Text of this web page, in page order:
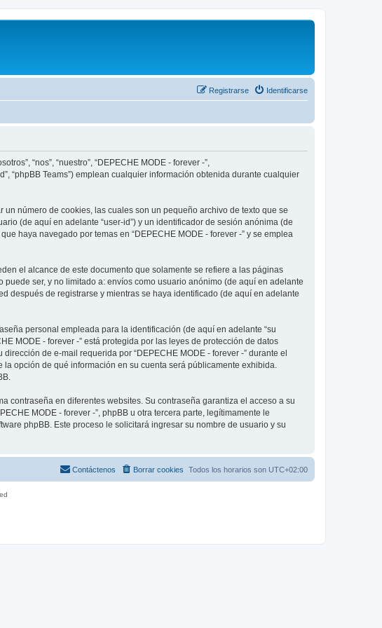
Identificarse
Registrarse
“nos”, “nuestro”, “DEPECHE MODE - forever -”,
“phpBB Teams”) emplean cualquier información obtenida durante cualquier
número de cookies, las cuales son un pequeño archivo de texto que se
(de aquí en adelante “user-id”) y un identificador de sesión anónima (de
haya navegado por temas en “DEPECHE MODE - forever -” y se emplea
el alcance de este documento que solamente se refiere a las páginas
ser, y no limitado a: envíos como usuario anónimo (de aquí en adelante
después de registrarse y mientras se haya identificado (de aquí en adelante
personal empleada para la identificación (de aquí en adelante “su
MODE - forever -” está protegida por las leyes de protección de datos
de e-mail requerida por “DEPECHE MODE - forever -” durante el
opción de qué información en su cuenta será públicamente exhibida.
contraseña en diferentes websites. Su contraseña garantiza el acceso a su
MODE - forever -”, phpBB u otra tercera parte, legítimamente le
phpBB. Este proceso le solicitará ingresar su nombre de usuario y su
Todos los horarios son UTC+02:00
Borrar cookies
Contáctenos